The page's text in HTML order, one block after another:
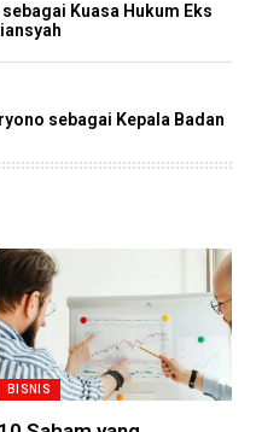
Kuasa Hukum Eks
sebagai Kepala Badan
BISNIS